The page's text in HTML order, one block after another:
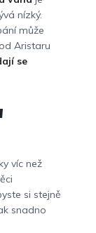
nízký.
může
od Aristaru
se
víc než
si stejně
snadno